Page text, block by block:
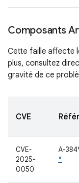
Composants
Cette faille affecte
plus, consultez
gravité de ce
CVE
CVE-
2025-
0050
A-
*